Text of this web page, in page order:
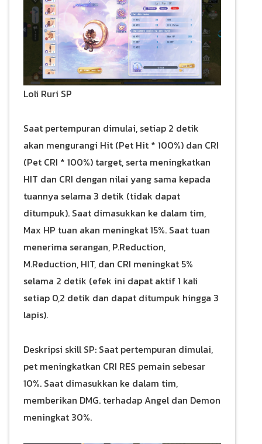
Loli Ruri SP
Saat pertempuran dimulai, setiap 2 detik
akan mengurangi Hit (Pet Hit * 100%) dan CRI
(Pet CRI * 100%) target, serta meningkatkan
HIT dan CRI dengan nilai yang sama kepada
tuannya selama 3 detik (tidak dapat
ditumpuk). Saat dimasukkan ke dalam tim,
Max HP tuan akan meningkat 15%. Saat tuan
menerima serangan, P.Reduction,
M.Reduction, HIT, dan CRI meningkat 5%
selama 2 detik (efek ini dapat aktif 1 kali
setiap 0,2 detik dan dapat ditumpuk hingga 3
lapis).
Deskripsi skill SP: Saat pertempuran dimulai,
pet meningkatkan CRI RES pemain sebesar
10%. Saat dimasukkan ke dalam tim,
memberikan DMG. terhadap Angel dan Demon
meningkat 30%.